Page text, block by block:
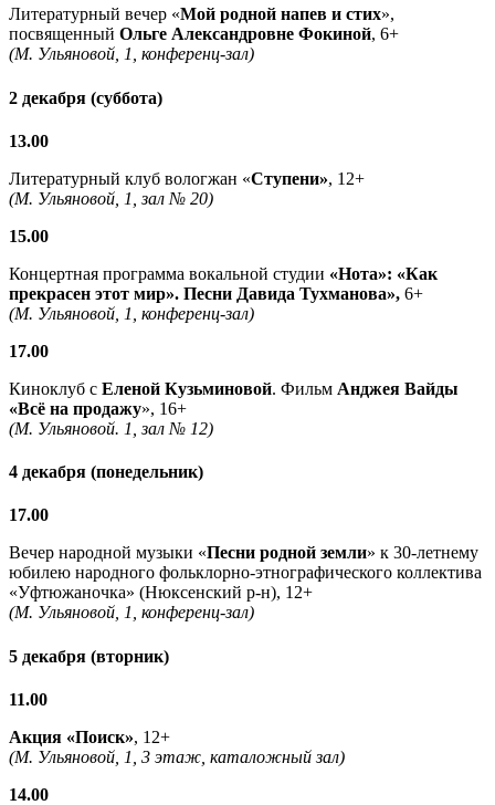
Литературный вечер «Мой родной напев и стих»,
посвященный Ольге Александровне Фокиной, 6+
(М. Ульяновой, 1, конференц-зал)
2 декабря (суббота)
13.00
Литературный клуб вологжан «Ступени», 12+
(М. Ульяновой, 1, зал № 20)
15.00
Концертная программа вокальной студии «Нота»: «Как
прекрасен этот мир». Песни Давида Тухманова», 6+
(М. Ульяновой, 1, конференц-зал)
17.00
Киноклуб с Еленой Кузьминовой. Фильм Анджея Вайды
«Всё на продажу», 16+
(М. Ульяновой. 1, зал № 12)
4 декабря (понедельник)
17.00
Вечер народной музыки «Песни родной земли» к 30-летнему
юбилею народного фольклорно-этнографического коллектива
«Уфтюжаночка» (Нюксенский р-н), 12+
(М. Ульяновой, 1, конференц-зал)
5 декабря (вторник)
11.00
Акция «Поиск», 12+
(М. Ульяновой, 1, 3 этаж, каталожный зал)
14.00